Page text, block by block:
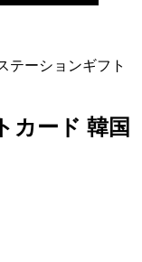
テーションギフト
カード 韓国